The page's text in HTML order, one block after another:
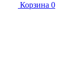
Корзина 0